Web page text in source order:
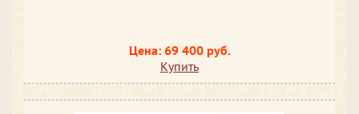
Цена: 69 400 руб.
Купить